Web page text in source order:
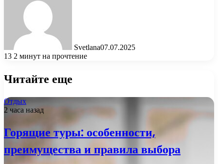
Svetlana07.07.2025
13 2 минут на прочтение
Читайте еще
Отдых
2 часа назад
Горящие туры: особенности,
преимущества и правила выбора